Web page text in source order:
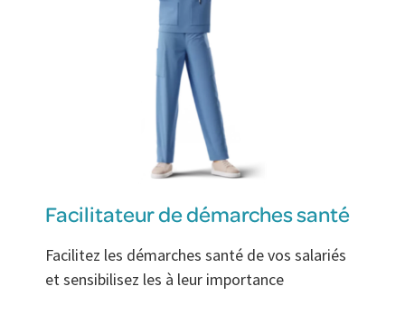
Facilitateur de démarches santé
Facilitez les démarches santé de vos salariés
et sensibilisez les à leur importance